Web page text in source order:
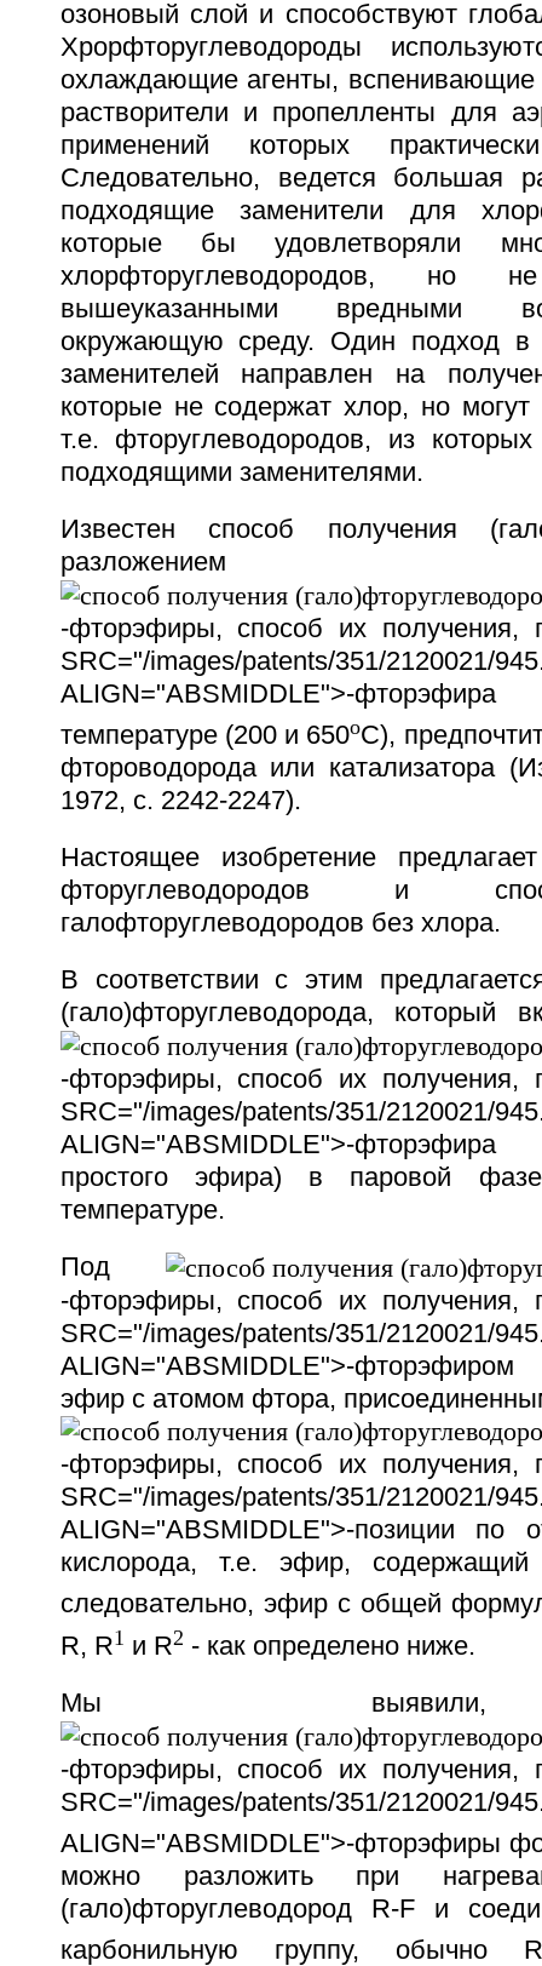
озоновый слой и способствуют
Хрорфторуглеводороды
охлаждающие агенты,
растворители и пропелленты для
применений которых
Следовательно, ведется большая
подходящие заменители для
которые бы удовлетворяли
хлорфторуглеводородов,
вышеуказанными вредными
окружающую среду. Один подход в
заменителей направлен на
которые не содержат хлор, но
т.е. фторуглеводородов, из
подходящими заменителями.
Известен способ получения
разложением
-фторэфиры, способ их
SRC="/images/patents/351/2120021/
ALIGN="ABSMIDDLE">-
температуре (200 и 650oC),
фтороводорода или
1972, с. 2242-2247).
Настоящее изобретение
фторуглеводородов и
галофторуглеводородов без хлора.
В соответствии с этим
(гало)фторуглеводорода, который
-фторэфиры, способ их
SRC="/images/patents/351/2120021/
ALIGN="ABSMIDDLE">-
простого эфира) в паровой
температуре.
Под
-фторэфиры, способ их
SRC="/images/patents/351/2120021/
ALIGN="ABSMIDDLE">-
эфир с атомом фтора,
-фторэфиры, способ их
SRC="/images/patents/351/2120021/
ALIGN="ABSMIDDLE">-позиции
кислорода, т.е. эфир,
следовательно, эфир с общей
R, R1 и R2 - как определено ниже.
Мы
-фторэфиры, способ их
SRC="/images/patents/351/2120021/
ALIGN="ABSMIDDLE">-фторэфиры
можно разложить при
(гало)фторуглеводород R-F и
карбонильную группу, обычно